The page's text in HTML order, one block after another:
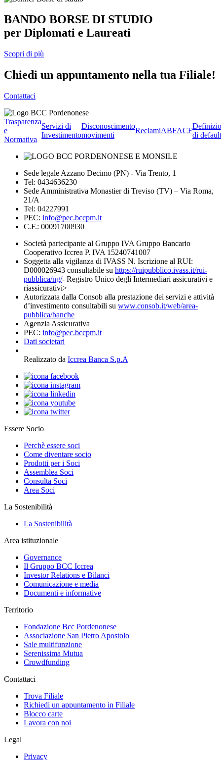
BANDO BORSE DI STUDIO
per Diplomati e Laureati
Scopri di più
Chiedi un appuntamento nella tua Filiale!
Contattaci
Trasparenza
e
Normativa
Servizi di
Investimento
Disconoscimento
movimenti
ReclamiABFACF
di default
Sede legale Azzano Decimo (PN) - Via Trento, 1
Tel: 0434636230
Sede Amministrativa Monastier di Treviso (TV) – Via Roma,
21/A
Tel: 04227991
PEC: info@pec.bccpm.it
C.F.: 00091700930
Società partecipante al Gruppo IVA Gruppo Bancario
Cooperativo Iccrea P. IVA 15240741007
Soggetta alla vigilanza di IVASS N. Iscrizione al RUI:
D000026943 consultabile su https://ruipubblico.ivass.it/rui-
pubblica/ng/- Registro Unico degli Intermediari assicurativi e
riassicurativi>
Autorizzata dalla Consob alla prestazione dei servizi e attività
d’investimento consultabili su www.consob.it/web/area-
pubblica/banche
Agenzia Assicurativa
PEC: info@pec.bccpm.it
Dati societari
Realizzato da Iccrea Banca S.p.A
Essere Socio
Perchè essere soci
Come diventare socio
Prodotti per i Soci
Assemblea Soci
Consulta Soci
Area Soci
La Sostenibilità
La Sostenibilità
Area istituzionale
Governance
Il Gruppo BCC Iccrea
Investor Relations e Bilanci
Comunicazione e media
Documenti e informative
Territorio
Fondazione Bcc Pordenonese
Associazione San Pietro Apostolo
Sale multifunzione
Serenissima Mutua
Crowdfunding
Contattaci
Trova Filiale
Richiedi un appuntamento in Filiale
Blocco carte
Lavora con noi
Legal
Privacy